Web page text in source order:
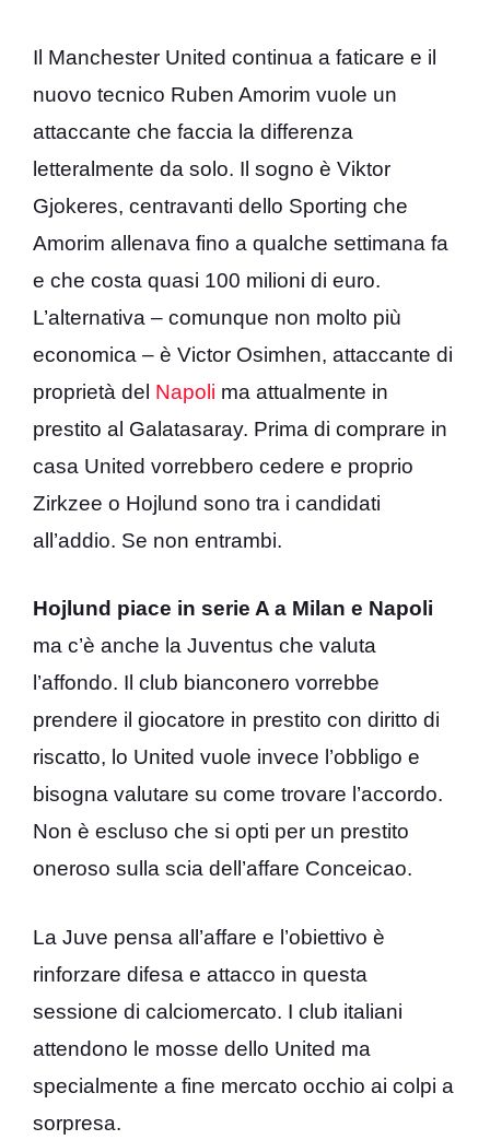
Il Manchester United continua a faticare e il
nuovo tecnico Ruben Amorim vuole un
attaccante che faccia la differenza
letteralmente da solo. Il sogno è Viktor
Gjokeres, centravanti dello Sporting che
Amorim allenava fino a qualche settimana fa
e che costa quasi 100 milioni di euro.
L’alternativa – comunque non molto più
economica – è Victor Osimhen, attaccante di
proprietà del Napoli ma attualmente in
prestito al Galatasaray. Prima di comprare in
casa United vorrebbero cedere e proprio
Zirkzee o Hojlund sono tra i candidati
all’addio. Se non entrambi.
Hojlund piace in serie A a Milan e Napoli
ma c’è anche la Juventus che valuta
l’affondo. Il club bianconero vorrebbe
prendere il giocatore in prestito con diritto di
riscatto, lo United vuole invece l’obbligo e
bisogna valutare su come trovare l’accordo.
Non è escluso che si opti per un prestito
oneroso sulla scia dell’affare Conceicao.
La Juve pensa all’affare e l’obiettivo è
rinforzare difesa e attacco in questa
sessione di calciomercato. I club italiani
attendono le mosse dello United ma
specialmente a fine mercato occhio ai colpi a
sorpresa.